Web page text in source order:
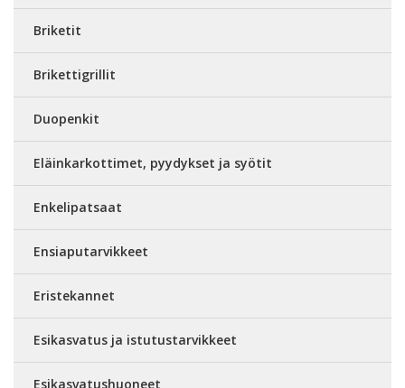
Briketit
Brikettigrillit
Duopenkit
Eläinkarkottimet, pyydykset ja syötit
Enkelipatsaat
Ensiaputarvikkeet
Eristekannet
Esikasvatus ja istutustarvikkeet
Esikasvatushuoneet